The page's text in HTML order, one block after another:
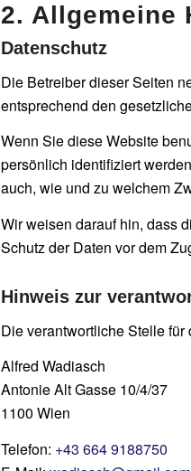
2. Allgemeine
Datenschutz
Die Betreiber dieser Seiten
entsprechend den
Wenn Sie diese Website
persönlich identifiziert
auch, wie und zu welchem
Wir weisen darauf hin, dass
Schutz der Daten vor dem
Hinweis zur
Die verantwortliche Stelle
Alfred Wadiasch
Antonie Alt Gasse 10/4/37
1100 Wien
Telefon: +43 664 9188750